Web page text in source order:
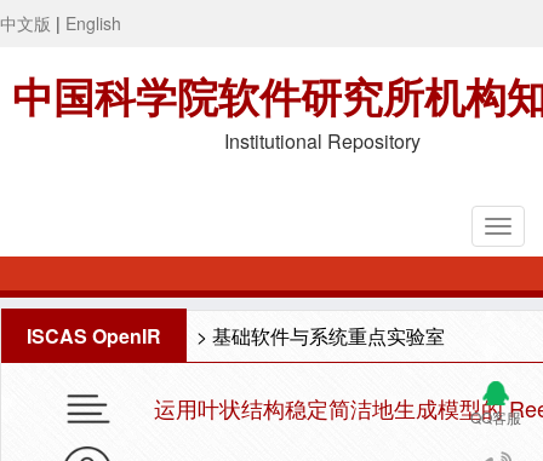
中文版 | English
中国科学院软件研究所机构
Institutional Repository
ISCAS OpenIR > 基础软件与系统重点实验室
QQ客服
运用叶状结构稳定简洁地生成模型的